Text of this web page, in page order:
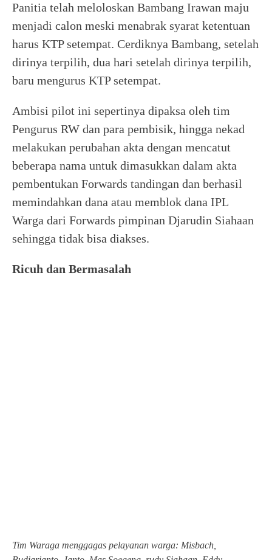
Panitia telah meloloskan Bambang Irawan maju
menjadi calon meski menabrak syarat ketentuan
harus KTP setempat. Cerdiknya Bambang, setelah
dirinya terpilih, dua hari setelah dirinya terpilih,
baru mengurus KTP setempat.
Ambisi pilot ini sepertinya dipaksa oleh tim
Pengurus RW dan para pembisik, hingga nekad
melakukan perubahan akta dengan mencatut
beberapa nama untuk dimasukkan dalam akta
pembentukan Forwards tandingan dan berhasil
memindahkan dana atau memblok dana IPL
Warga dari Forwards pimpinan Djarudin Siahaan
sehingga tidak bisa diakses.
Ricuh dan Bermasalah
Tim Waraga menggagas pelayanan warga: Misbach,